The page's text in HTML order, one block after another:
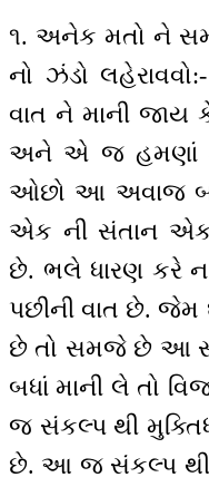
૧. અનેક મતો ને
નો ઝંડો
વાત ને માની જાય
અને એ જ હમણાં
ઓછો આ અવાજ
એક ની સંતાન
છે. ભલે ધારણ કરે ન
પછીની વાત છે.
છે તો સમજે છે આ
બધાં માની લે તો
જ સંકલ્પ થી
છે. આ જ સંકલ્પ થી